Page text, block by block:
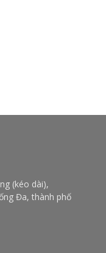
(kéo dài),
Đa, thành phố